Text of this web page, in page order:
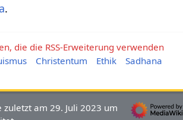
.
die die RSS-Erweiterung verwenden
Christentum Ethik
Sadhana
zuletzt am 29. Juli 2023 um